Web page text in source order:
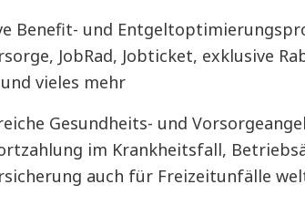
Benefit- und
JobRad, Jobticket, exklusive
vieles mehr
Gesundheits- und
im Krankheitsfall,
auch für Freizeitunfälle